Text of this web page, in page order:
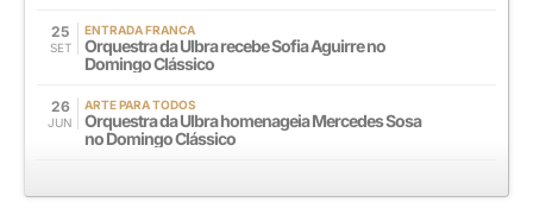
25
SET
ENTRADA FRANCA
Orquestra da Ulbra recebe Sofia Aguirre no
Domingo Clássico
26
JUN
ARTE PARA TODOS
Orquestra da Ulbra homenageia Mercedes Sosa
no Domingo Clássico